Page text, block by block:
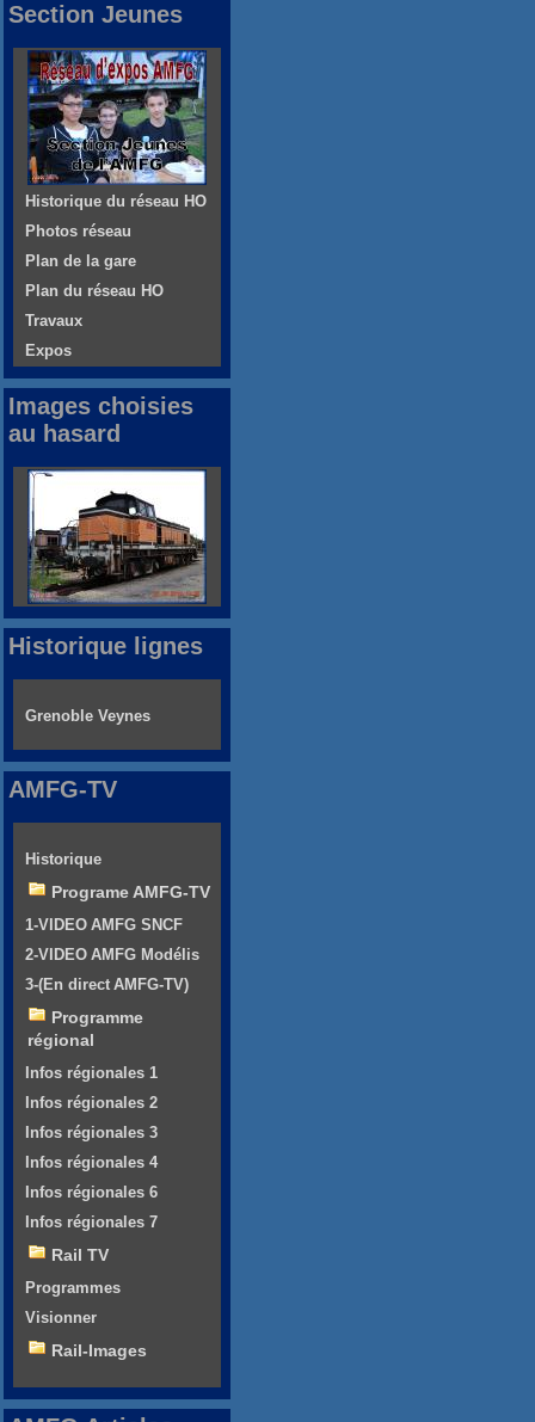
Section Jeunes
Historique du réseau HO
Photos réseau
Plan de la gare
Plan du réseau HO
Travaux
Expos
Images choisies
au hasard
Historique lignes
Grenoble Veynes
AMFG-TV
Historique
Programe AMFG-TV
1-VIDEO AMFG SNCF
2-VIDEO AMFG Modélis
3-(En direct AMFG-TV)
Programme
régional
Infos régionales 1
Infos régionales 2
Infos régionales 3
Infos régionales 4
Infos régionales 6
Infos régionales 7
Rail TV
Programmes
Visionner
Rail-Images